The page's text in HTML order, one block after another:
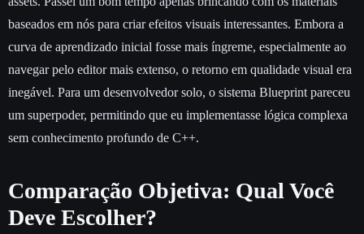
baseados em nós para criar efeitos visuais interessantes. Embora a
curva de aprendizado inicial fosse mais íngreme, especialmente ao
navegar pelo editor mais extenso, o retorno em qualidade visual era
inegável. Para um desenvolvedor solo, o sistema Blueprint pareceu
um superpoder, permitindo que eu implementasse lógica complexa
sem conhecimento profundo de C++.
Comparação Objetiva: Qual Você
Deve Escolher?